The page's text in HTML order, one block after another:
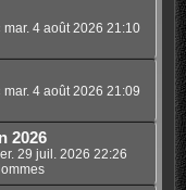
mar. 4 août 2026 21:10
mar. 4 août 2026 21:09
2026
29 juil. 2026 22:26